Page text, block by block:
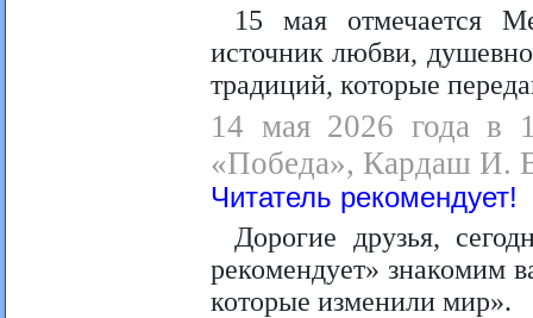
15 мая отмечается
источник любви,
традиций, которые
14 мая 2026 года в
«Победа», Кардаш И.
Читатель рекомендует!
Дорогие друзья,
рекомендует» знакомим
которые изменили мир».